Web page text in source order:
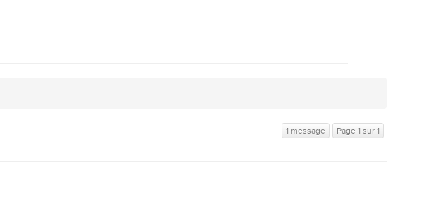
1 message Page 1 sur 1